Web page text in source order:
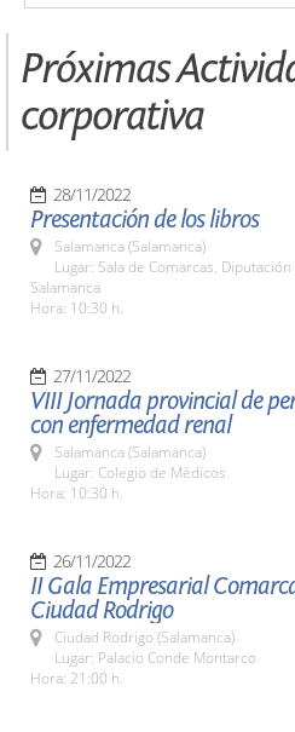
Próximas
corporativa
28/11/2022
Presentación de los libros
Salamanca (Salamanca)
Lugar: Sala de Comarcas. Diputación
Salamanca
Hora: 10:30 h.
27/11/2022
VIII Jornada provincial de
con enfermedad renal
Salamanca (Salamanca)
Lugar: Colegio de Médicos
Hora: 10:30 h.
26/11/2022
II Gala Empresarial
Ciudad Rodrigo
Ciudad Rodrigo (Salamanca)
Lugar: Palacio Conde Montarco
Hora: 21:00 h.